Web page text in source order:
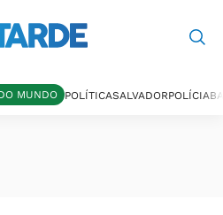
MUNDO POLÍTICASALVADORPOLÍCIA